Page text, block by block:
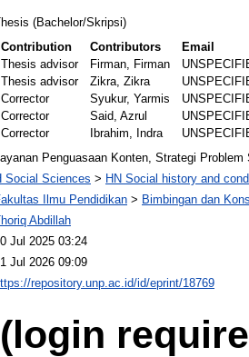
(Bachelor/Skripsi)
Contribution Contributors
Email
Thesis advisor
Firman, Firman
Thesis advisor
Zikra, Zikra
Corrector
Syukur, Yarmis
Corrector
Said, Azrul
Corrector
Ibrahim, Indra
Penguasaan Konten, Strategi
Social Sciences > HN Social history and
Ilmu Pendidikan > Bimbingan dan
Abdillah
Jul 2025 03:24
Jul 2026 09:09
repository.unp.ac.id/id/eprint/18769